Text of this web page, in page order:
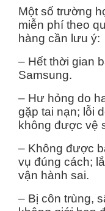
Một số trường
miễn phí theo
hàng cần lưu ý:
– Hết thời gian
Samsung.
– Hư hỏng do
gặp tai nạn; lỗi
không được vệ
– Không được
vụ đúng cách;
vận hành sai.
– Bị côn trùng,